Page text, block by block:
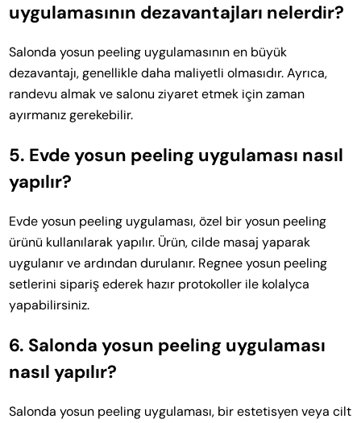
uygulamasının dezavantajları nelerdir?
Salonda yosun peeling uygulamasının en büyük
dezavantajı, genellikle daha maliyetli olmasıdır. Ayrıca,
randevu almak ve salonu ziyaret etmek için zaman
ayırmanız gerekebilir.
5. Evde yosun peeling uygulaması nasıl
yapılır?
Evde yosun peeling uygulaması, özel bir yosun peeling
ürünü kullanılarak yapılır. Ürün, cilde masaj yaparak
uygulanır ve ardından durulanır. Regnee yosun peeling
setlerini sipariş ederek hazır protokoller ile kolalyca
yapabilirsiniz.
6. Salonda yosun peeling uygulaması
nasıl yapılır?
Salonda yosun peeling uygulaması, bir estetisyen veya cilt